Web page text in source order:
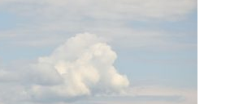
тяжело
жару
2026 16:30